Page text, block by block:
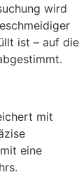
wird
ist – auf die
mit
eine